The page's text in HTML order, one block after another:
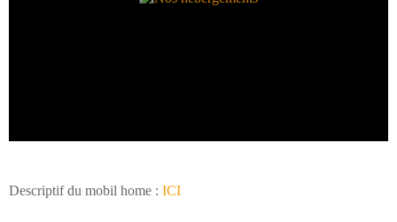
Descriptif du mobil home : ICI